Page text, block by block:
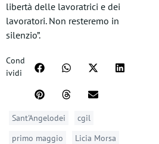
libertà delle lavoratrici e dei
lavoratori. Non resteremo in
silenzio”.
Cond
ividi
Sant'Angelodei
cgil
primo maggio
Licia Morsa